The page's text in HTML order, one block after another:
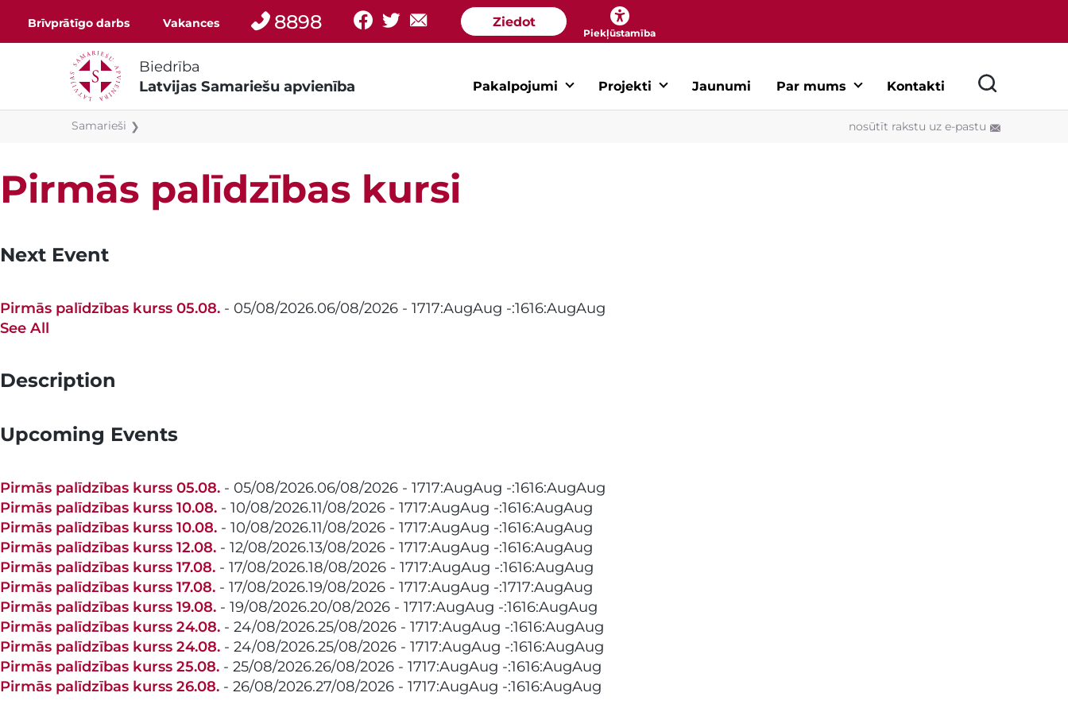
Brīvprātīgo darbs Vakances 8898 Ziedot
Piekļūstamība
Biedrība
Latvijas Samariešu apvienība
Pakalpojumi Projekti Jaunumi Par mums Kontakti
Samarieši ❯ nosūtīt rakstu uz e-pastu
Pirmās palīdzības kursi
Next Event
Pirmās palīdzības kurss 05.08. - 05/08/2026.06/08/2026 - 1717:AugAug -:1616:AugAug
See All
Description
Upcoming Events
Pirmās palīdzības kurss 05.08. - 05/08/2026.06/08/2026 - 1717:AugAug -:1616:AugAug
Pirmās palīdzības kurss 10.08. - 10/08/2026.11/08/2026 - 1717:AugAug -:1616:AugAug
Pirmās palīdzības kurss 10.08. - 10/08/2026.11/08/2026 - 1717:AugAug -:1616:AugAug
Pirmās palīdzības kurss 12.08. - 12/08/2026.13/08/2026 - 1717:AugAug -:1616:AugAug
Pirmās palīdzības kurss 17.08. - 17/08/2026.18/08/2026 - 1717:AugAug -:1616:AugAug
Pirmās palīdzības kurss 17.08. - 17/08/2026.19/08/2026 - 1717:AugAug -:1717:AugAug
Pirmās palīdzības kurss 19.08. - 19/08/2026.20/08/2026 - 1717:AugAug -:1616:AugAug
Pirmās palīdzības kurss 24.08. - 24/08/2026.25/08/2026 - 1717:AugAug -:1616:AugAug
Pirmās palīdzības kurss 24.08. - 24/08/2026.25/08/2026 - 1717:AugAug -:1616:AugAug
Pirmās palīdzības kurss 25.08. - 25/08/2026.26/08/2026 - 1717:AugAug -:1616:AugAug
Pirmās palīdzības kurss 26.08. - 26/08/2026.27/08/2026 - 1717:AugAug -:1616:AugAug